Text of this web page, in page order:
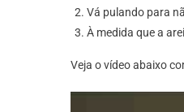
Vá pulando para
À medida que a
Veja o vídeo abaixo